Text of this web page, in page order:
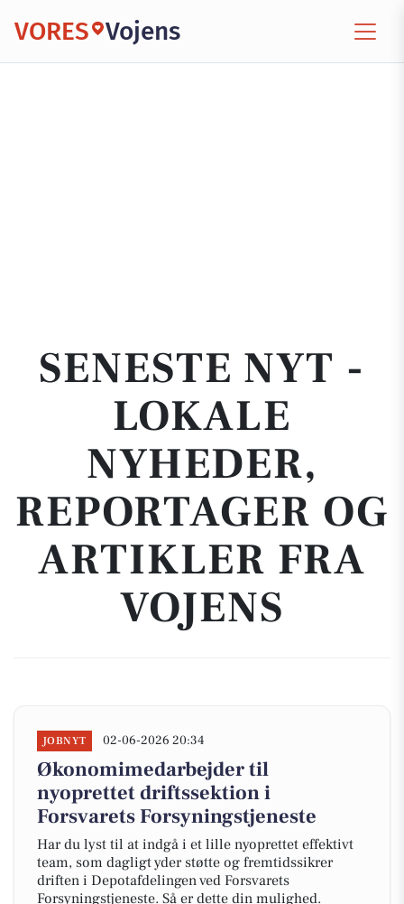
VORES Vojens
SENESTE NYT -
LOKALE
NYHEDER,
REPORTAGER OG
ARTIKLER FRA
VOJENS
JOBNYT 02-06-2026 20:34
Økonomimedarbejder til
nyoprettet driftssektion i
Forsvarets Forsyningstjeneste
Har du lyst til at indgå i et lille nyoprettet effektivt
team, som dagligt yder støtte og fremtidssikrer
driften i Depotafdelingen ved Forsvarets
Forsyningstjeneste. Så er dette din mulighed.